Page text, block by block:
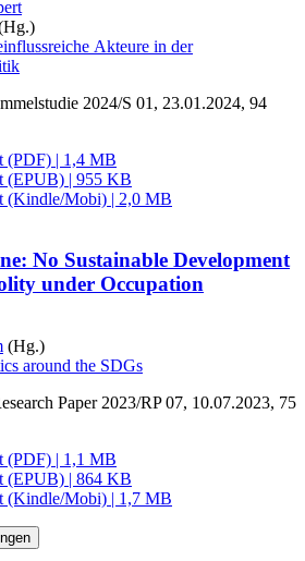
Akteure in der
2024/S 01, 23.01.2024, 94
(PDF) | 1,4 MB
(EPUB) | 955 KB
(Kindle/Mobi) | 2,0 MB
No Sustainable Development
under Occupation
(Hg.)
around the SDGs
Paper 2023/RP 07, 10.07.2023, 75
(PDF) | 1,1 MB
(EPUB) | 864 KB
(Kindle/Mobi) | 1,7 MB